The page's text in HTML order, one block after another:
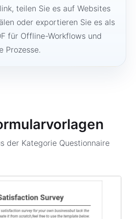
teilen Sie es auf Websites
oder exportieren Sie es als
für Offline-Workflows und
Prozesse.
der Kategorie Questionnaire